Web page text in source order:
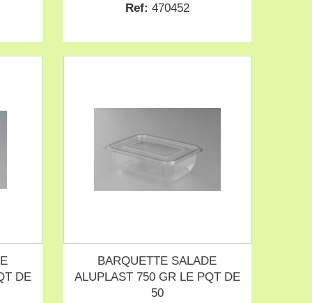
Ref: 470452
DE
BARQUETTE SALADE
ALUPLAST 750 GR LE PQT DE
50